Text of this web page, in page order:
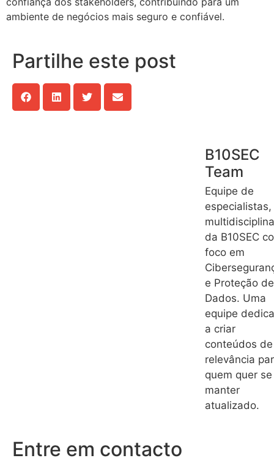
ambiente de negócios mais seguro e confiável.
Partilhe este post
B10SEC
Team
Equipe de
especialistas,
da B10SEC
foco em
e Proteção de
Dados. Uma
equipe
a criar
conteúdos de
relevância
quem quer se
manter
atualizado.
Entre em contacto